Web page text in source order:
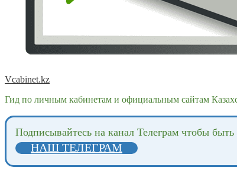
Vcabinet.kz
Гид по личным кабинетам и официальным сайтам
Подпиcывайтесь на канал Телеграм чтобы
НАШ ТЕЛЕГРАМ